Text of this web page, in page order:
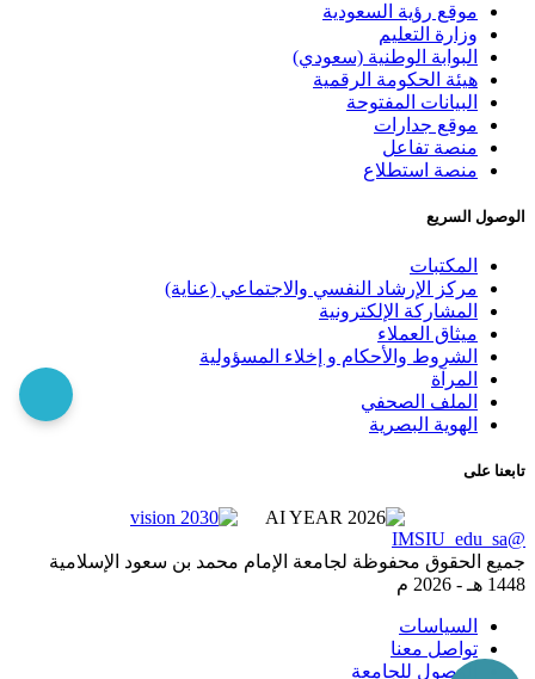
موقع رؤية السعودية
وزارة التعليم
البوابة الوطنية (سعودي)
هيئة الحكومة الرقمية
البيانات المفتوحة
موقع جدارات
منصة تفاعل
منصة استطلاع
الوصول السريع
المكتبات
مركز الإرشاد النفسي والاجتماعي (عناية)
المشاركة الإلكترونية
ميثاق العملاء
الشروط والأحكام و إخلاء المسؤولية
المرآة
الملف الصحفي
الهوية البصرية
تابعنا على
@IMSIU_edu_sa
جميع الحقوق محفوظة لجامعة الإمام محمد بن سعود الإسلامية
1448 هـ -
2026 م
السياسات
تواصل معنا
الوصول للجامعة